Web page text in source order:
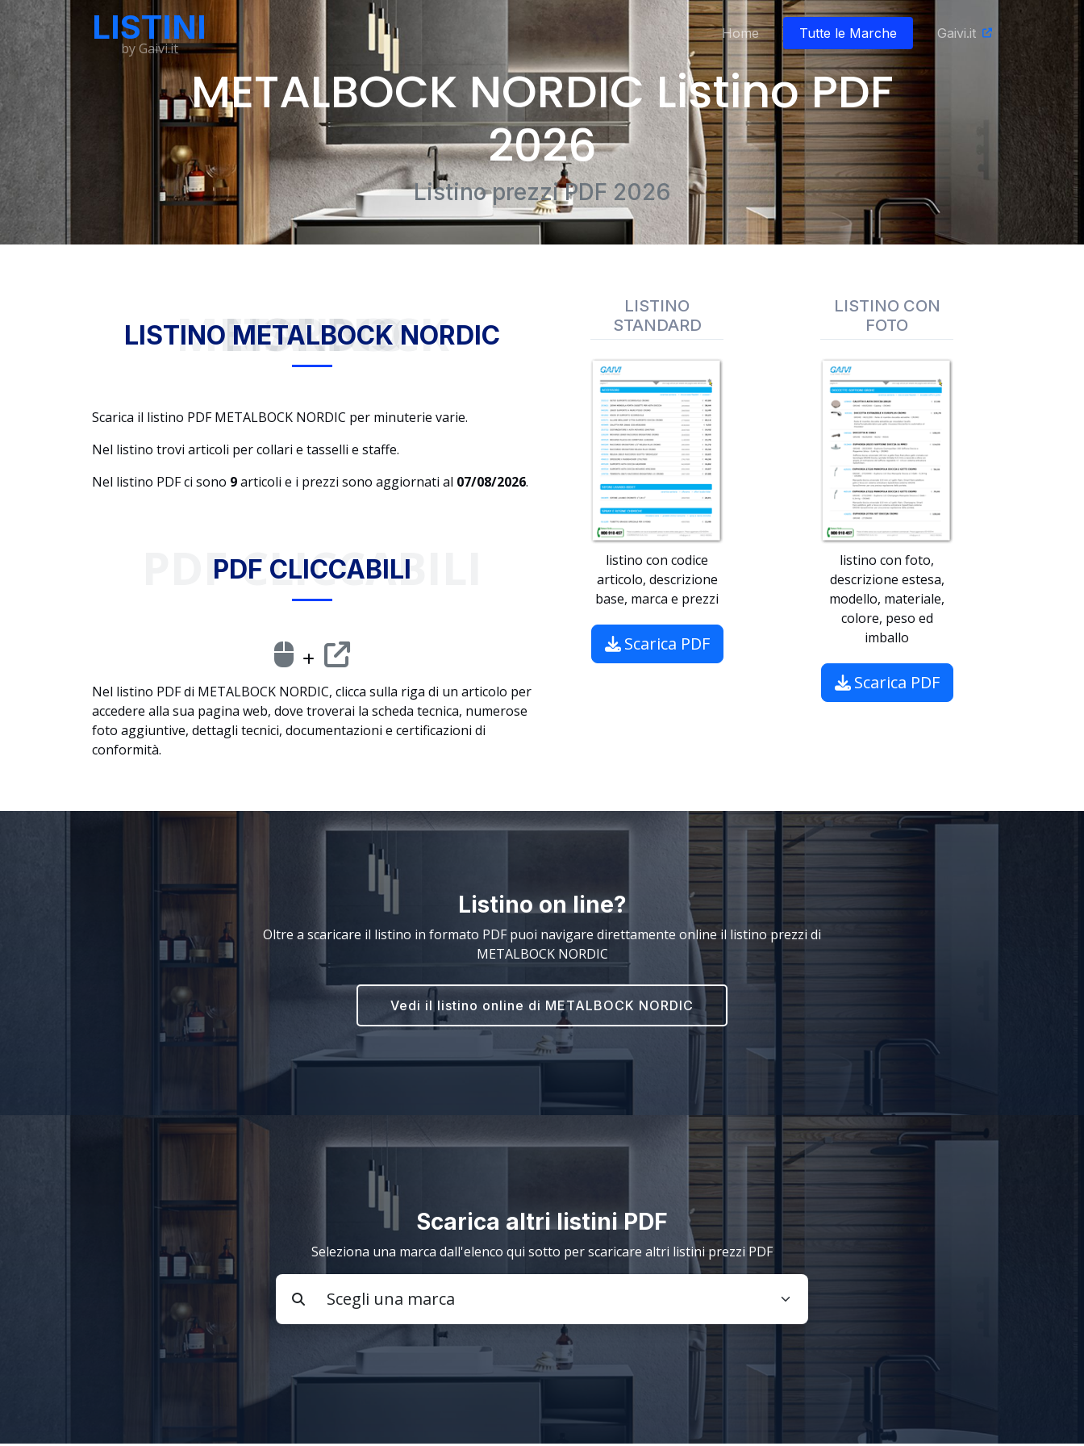
LISTINI
by Gaivi.it
Home Tutte le Marche Gaivi.it
METALBOCK NORDIC Listino PDF
2026
Listino prezzi PDF 2026
LISTINO METALBOCK NORDIC
LISTINO METALBOCK NORDIC
Scarica il listino PDF METALBOCK NORDIC per minuterie varie.
Nel listino trovi articoli per collari e tasselli e staffe.
Nel listino PDF ci sono 9articoli e i prezzi sono aggiornati al 07/08/2026.
PDF CLICCABILI
PDF CLICCABILI
Nel listino PDF di METALBOCK NORDIC, clicca sulla riga di un articolo per
accedere alla sua pagina web, dove troverai la scheda tecnica, numerose
foto aggiuntive, dettagli tecnici, documentazioni e certificazioni di
conformità.
LISTINO
STANDARD
listino con codice
articolo, descrizione
base, marca e prezzi
Scarica PDF
LISTINO CON
FOTO
listino con foto,
descrizione estesa,
modello, materiale,
colore, peso ed
imballo
Scarica PDF
Listino on line?
Oltre a scaricare il listino in formato PDF puoi navigare direttamente online il listino prezzi di
METALBOCK NORDIC
Vedi il listino online di METALBOCK NORDIC
Scarica altri listini PDF
Seleziona una marca dall'elenco qui sotto per scaricare altri listini prezzi PDF